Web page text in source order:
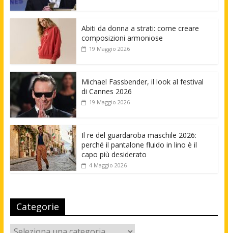
Abiti da donna a strati: come creare
composizioni armoniose
19 Maggio 2026
Michael Fassbender, il look al festival
di Cannes 2026
19 Maggio 2026
Il re del guardaroba maschile 2026:
perché il pantalone fluido in lino è il
capo più desiderato
4 Maggio 2026
Categorie
Categorie